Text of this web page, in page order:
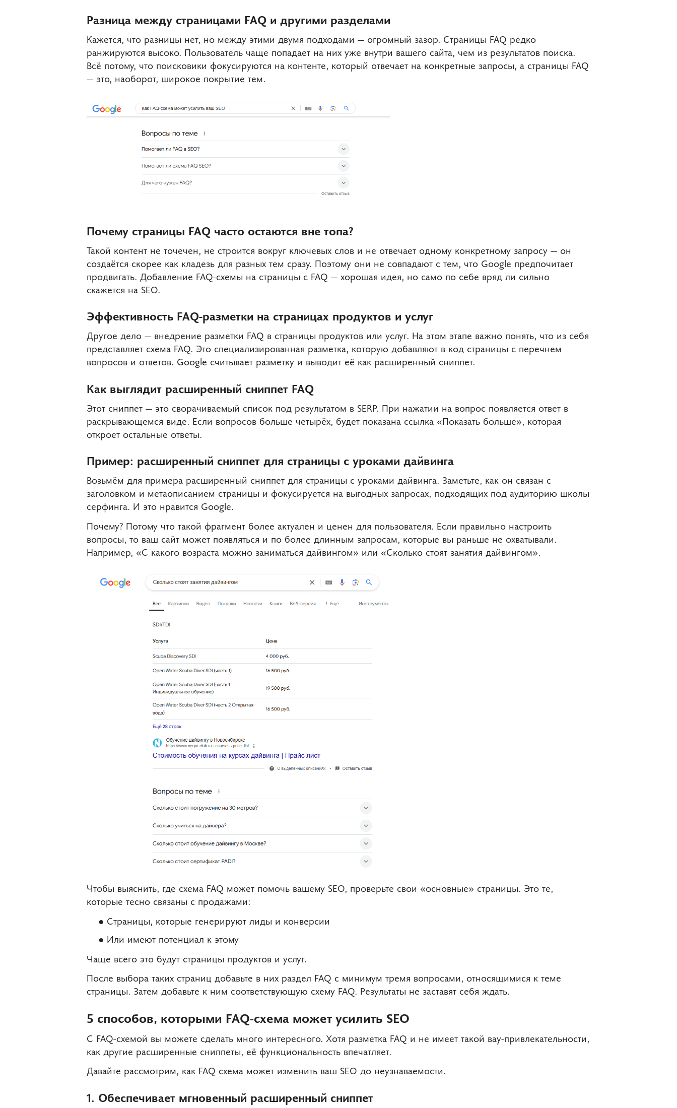
Разница между страницами FAQ и другими разделами
Кажется, что разницы нет, но между этими двумя подходами — огромный зазор. Страницы FAQ редко
ранжируются высоко. Пользователь чаще попадает на них уже внутри вашего сайта, чем из результатов поиска.
Всё потому, что поисковики фокусируются на контенте, который отвечает на конкретные запросы, а страницы FAQ
— это, наоборот, широкое покрытие тем.
Почему страницы FAQ часто остаются вне топа?
Такой контент не точечен, не строится вокруг ключевых слов и не отвечает одному конкретному запросу — он
создаётся скорее как кладезь для разных тем сразу. Поэтому они не совпадают с тем, что Google предпочитает
продвигать. Добавление FAQ-схемы на страницы с FAQ — хорошая идея, но само по себе вряд ли сильно
скажется на SEO.
Эффективность FAQ-разметки на страницах продуктов и услуг
Другое дело — внедрение разметки FAQ в страницы продуктов или услуг. На этом этапе важно понять, что из себя
представляет схема FAQ. Это специализированная разметка, которую добавляют в код страницы с перечнем
вопросов и ответов. Google считывает разметку и выводит её как расширенный сниппет.
Как выглядит расширенный сниппет FAQ
Этот сниппет — это сворачиваемый список под результатом в SERP. При нажатии на вопрос появляется ответ в
раскрывающемся виде. Если вопросов больше четырёх, будет показана ссылка «Показать больше», которая
откроет остальные ответы.
Пример: расширенный сниппет для страницы с уроками дайвинга
Возьмём для примера расширенный сниппет для страницы с уроками дайвинга. Заметьте, как он связан с
заголовком и метаописанием страницы и фокусируется на выгодных запросах, подходящих под аудиторию школы
серфинга. И это нравится Google.
Почему? Потому что такой фрагмент более актуален и ценен для пользователя. Если правильно настроить
вопросы, то ваш сайт может появляться и по более длинным запросам, которые вы раньше не охватывали.
Например, «С какого возраста можно заниматься дайвингом» или «Сколько стоят занятия дайвингом».
Чтобы выяснить, где схема FAQ может помочь вашему SEO, проверьте свои «основные» страницы. Это те,
которые тесно связаны с продажами:
Страницы, которые генерируют лиды и конверсии
Или имеют потенциал к этому
Чаще всего это будут страницы продуктов и услуг.
После выбора таких страниц добавьте в них раздел FAQ с минимум тремя вопросами, относящимися к теме
страницы. Затем добавьте к ним соответствующую схему FAQ. Результаты не заставят себя ждать.
5 способов, которыми FAQ-схема может усилить SEO
С FAQ-схемой вы можете сделать много интересного. Хотя разметка FAQ и не имеет такой вау-привлекательности,
как другие расширенные сниппеты, её функциональность впечатляет.
Давайте рассмотрим, как FAQ-схема может изменить ваш SEO до неузнаваемости.
1. Обеспечивает мгновенный расширенный сниппет